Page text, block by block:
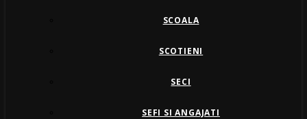
SCOALA
SCOTIENI
SECI
SEFI SI ANGAJATI